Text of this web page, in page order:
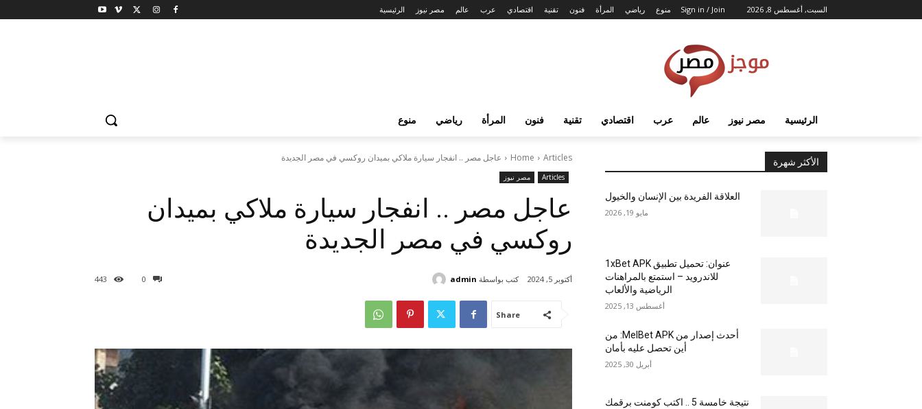
السبت, أغسطس 8, 2026 Sign in / Join الرئيسية مصر نيوز عالم عرب اقتصادي تقنية فنون المرأة رياضي منوع
الرئيسية مصر نيوز عالم عرب اقتصادي تقنية فنون المرأة رياضي منوع
Home Articles عاجل مصر .. انفجار سيارة ملاكي بميدان روكسي في مصر الجديدة
Articles مصر نيوز
عاجل مصر .. انفجار سيارة ملاكي بميدان
روكسي في مصر الجديدة
0
443 أكتوبر 5, 2024 كتب بواسطة admin
Share
الأكثر شهرة
العلاقة الفريدة بين الإنسان والخيول
مايو 19, 2026
عنوان: تحميل تطبيق 1xBet APK
للاندرويد – استمتع بالمراهنات
الرياضية والألعاب
أغسطس 13, 2025
أحدث إصدار من MelBet APK: من
أين تحصل عليه بأمان
أبريل 30, 2025
نتيجة خامسة 5 .. اكتب كومنت برقمك